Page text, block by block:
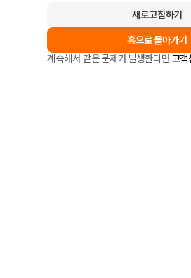
새로고침하기
홈으로 돌아가기
계속해서 같은 문제가 발생한다면 고객